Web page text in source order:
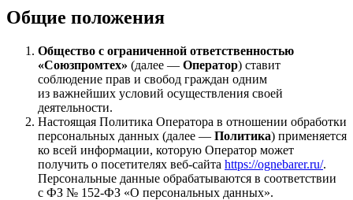
Общие положения
Общество с ограниченной ответственностью
«Союзпромтех» (далее — Оператор) ставит
соблюдение прав и свобод граждан одним
из важнейших условий осуществления своей
деятельности.
Настоящая Политика Оператора в отношении обработки
персональных данных (далее — Политика) применяется
ко всей информации, которую Оператор может
получить о посетителях веб-сайта https://ognebarer.ru/.
Персональные данные обрабатываются в соответствии
с ФЗ № 152-ФЗ «О персональных данных».